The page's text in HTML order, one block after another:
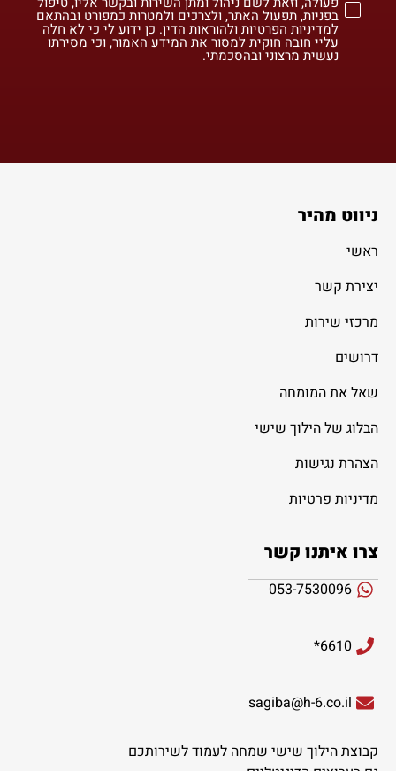
בפניות, תפעול האתר, ולצרכים ולמטרות כמפורט ובהתאם
למדיניות הפרטיות ולהוראות הדין. כן ידוע לי כי לא חלה
עליי חובה חוקית למסור את המידע האמור, וכי מסירתו
נעשית מרצוני ובהסכמתי.
ניווט מהיר
ראשי
יצירת קשר
מרכזי שירות
דרושים
שאל את המומחה
הבלוג של הילוך שישי
הצהרת נגישות
מדיניות פרטיות
צרו איתנו קשר
053-7530096
6610*
sagiba@h-6.co.il
קבוצת הילוך שישי שמחה לעמוד לשירותכם